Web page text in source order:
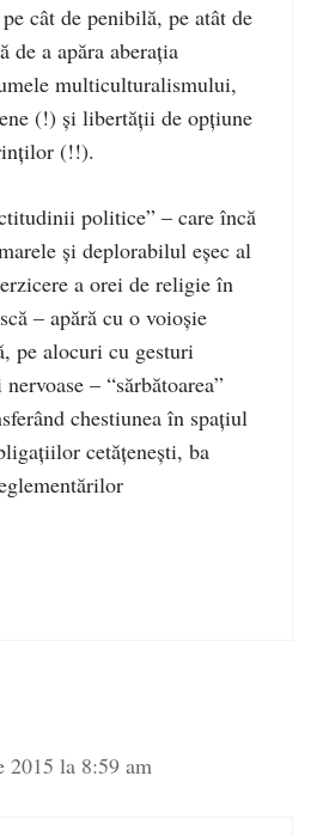
cât de penibilă, pe atât de
de a apăra aberaţia
multiculturalismului,
(!) şi libertăţii de opţiune
(!!).
politice” – care încă
şi deplorabilul eşec al
a orei de religie în
– apără cu o voioşie
pe alocuri cu gesturi
– “sărbătoarea”
chestiunea în spaţiul
cetăţeneşti, ba
2015 la 8:59 am